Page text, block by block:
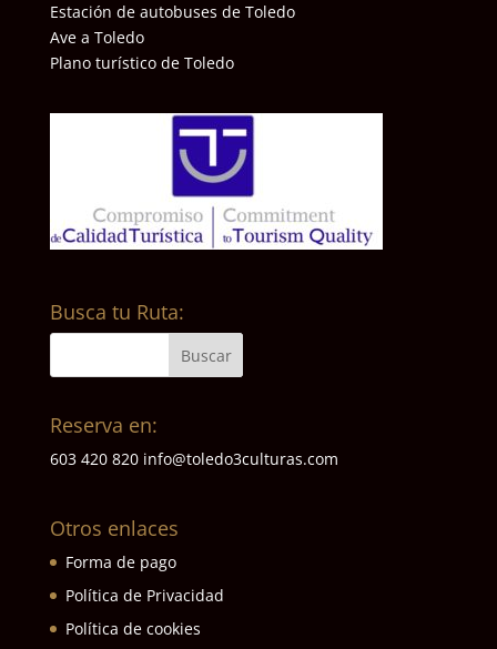
Estación de autobuses de Toledo
Ave a Toledo
Plano turístico de Toledo
Busca tu Ruta:
Reserva en:
603 420 820 info@toledo3culturas.com
Otros enlaces
Forma de pago
Política de Privacidad
Política de cookies